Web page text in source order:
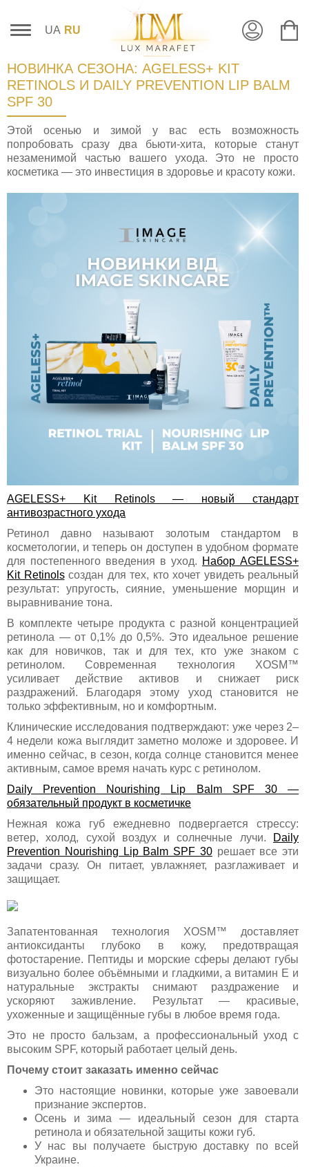
UA RU
НОВИНКА СЕЗОНА: AGELESS+ KIT
RETINOLS И DAILY PREVENTION LIP BALM
SPF 30
Этой осенью и зимой у вас есть возможность
попробовать сразу два бьюти-хита, которые станут
незаменимой частью вашего ухода. Это не просто
косметика — это инвестиция в здоровье и красоту кожи.
AGELESS+ Kit Retinols — новый стандарт
антивозрастного ухода
Ретинол давно называют золотым стандартом в
косметологии, и теперь он доступен в удобном формате
для постепенного введения в уход. Набор AGELESS+
Kit Retinolsсоздан для тех, кто хочет увидеть реальный
результат: упругость, сияние, уменьшение морщин и
выравнивание тона.
В комплекте четыре продукта с разной концентрацией
ретинола — от 0,1% до 0,5%. Это идеальное решение
как для новичков, так и для тех, кто уже знаком с
ретинолом. Современная технология XOSM™
усиливает действие активов и снижает риск
раздражений. Благодаря этому уход становится не
только эффективным, но и комфортным.
Клинические исследования подтверждают: уже через 2–
4 недели кожа выглядит заметно моложе и здоровее. И
именно сейчас, в сезон, когда солнце становится менее
активным, самое время начать курс с ретинолом.
Daily Prevention Nourishing Lip Balm SPF 30 —
обязательный продукт в косметичке
Нежная кожа губ ежедневно подвергается стрессу:
ветер, холод, сухой воздух и солнечные лучи.
Daily
Prevention Nourishing Lip Balm SPF 30решает все эти
задачи сразу. Он питает, увлажняет, разглаживает и
защищает.
Запатентованная технология XOSM™ доставляет
антиоксиданты глубоко в кожу, предотвращая
фотостарение. Пептиды и морские сферы делают губы
визуально более объёмными и гладкими, а витамин Е и
натуральные экстракты снимают раздражение и
ускоряют заживление. Результат — красивые,
ухоженные и защищённые губы в любое время года.
Это не просто бальзам, а профессиональный уход с
высоким SPF, который работает целый день.
Почему стоит заказать именно сейчас
Это настоящие новинки, которые уже завоевали
признание экспертов.
Осень и зима — идеальный сезон для старта
ретинола и обязательной защиты кожи губ.
У нас вы получаете быструю доставку по всей
Украине.